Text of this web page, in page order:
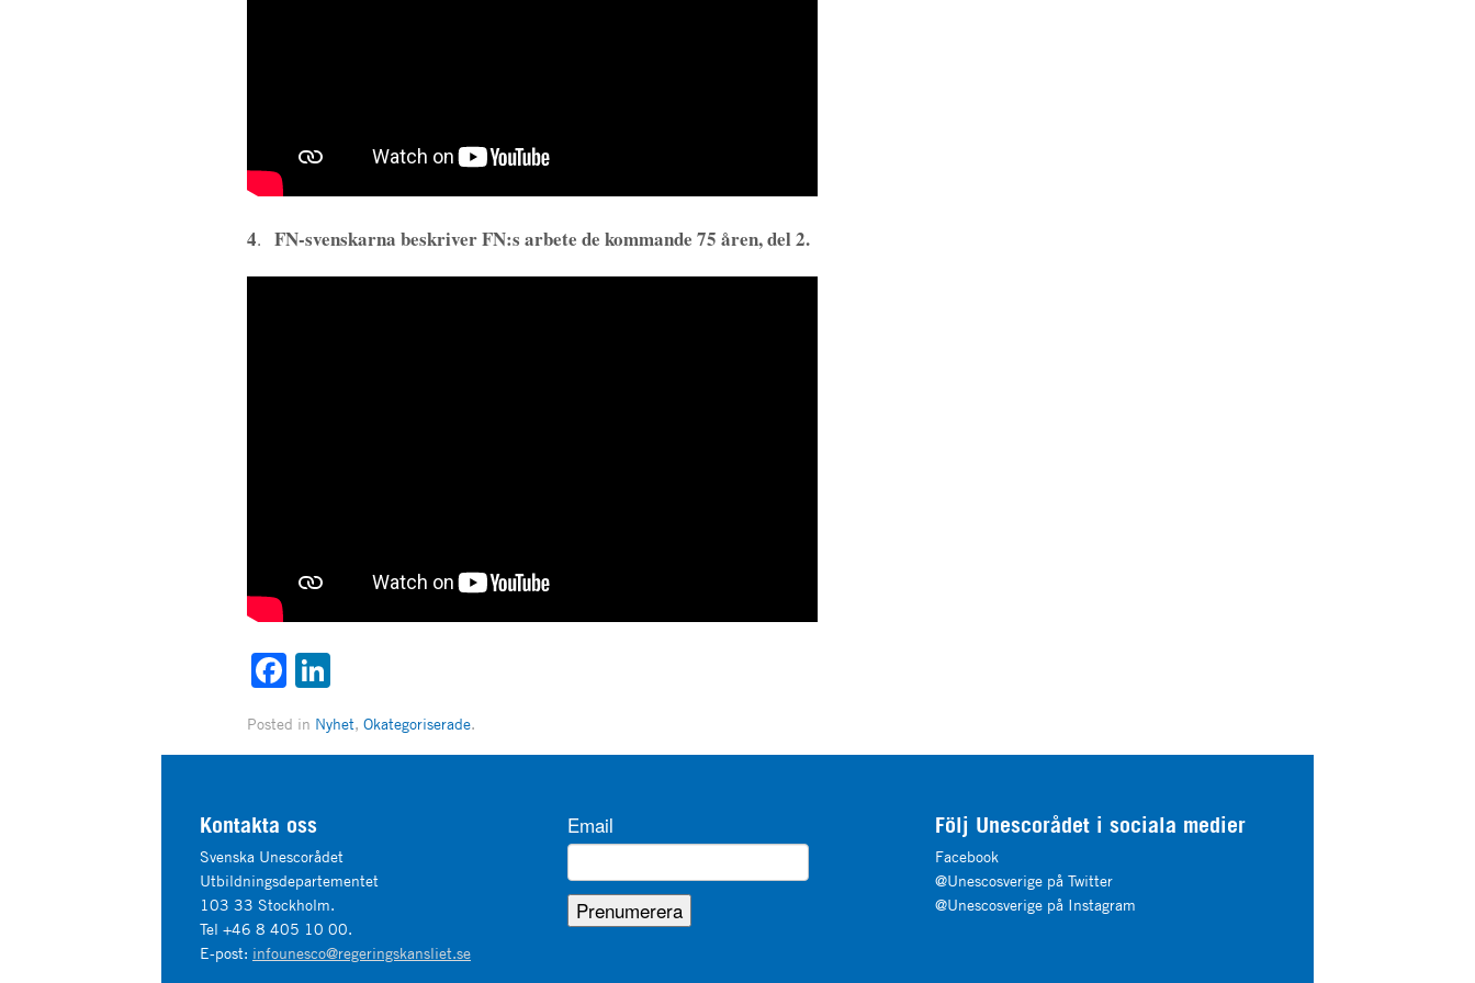
4. FN-svenskarna beskriver FN:s arbete de kommande 75 åren, del 2.
Facebook
Posted in Nyhet,Okategoriserade.
Kontakta oss
Svenska Unescorådet
Utbildningsdepartementet
103 33 Stockholm.
Tel +46 8 405 10 00.
E-post: infounesco@regeringskansliet.se
Email Följ Unescorådet i sociala medier
Facebook
@Unescosverige på Twitter
@Unescosverige på Instagram